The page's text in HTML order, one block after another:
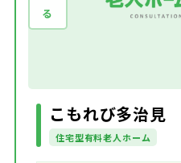
こもれび多治見
住宅型有料老人ホーム